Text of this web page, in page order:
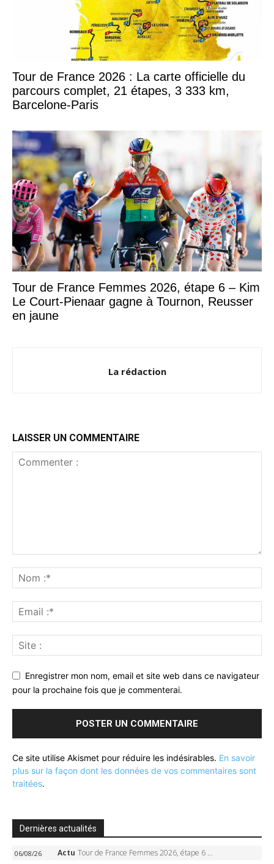
Tour de France 2026 : La carte officielle du
parcours complet, 21 étapes, 3 333 km,
Barcelone-Paris
Tour de France Femmes 2026, étape 6 – Kim
Le Court-Pienaar gagne à Tournon, Reusser
en jaune
La rédaction
LAISSER UN COMMENTAIRE
Enregistrer mon nom, email et site web dans ce navigateur
pour la prochaine fois que je commenterai.
Ce site utilise Akismet pour réduire les indésirables. En savoir
plus sur la façon dont les données de vos commentaires sont
traitées.
Dernières actualités
06/08/26 Actu Tour de France Femmes 2026, étape 6 – Kim Le Court-Pienaar gagne à Tournon, Reusser en jaune